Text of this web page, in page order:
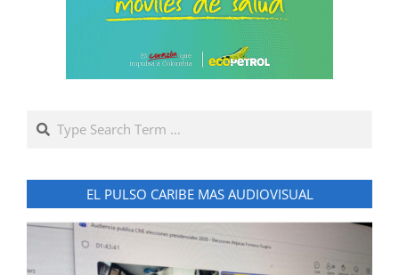
Search
EL PULSO CARIBE MAS AUDIOVISUAL